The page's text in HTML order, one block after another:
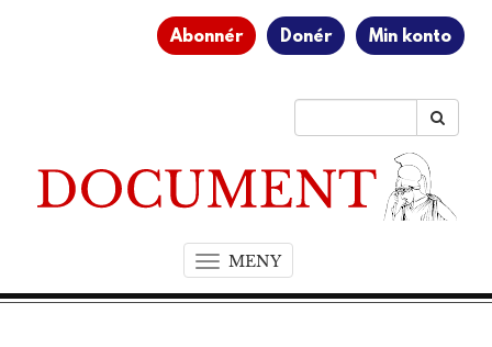
Abonnér Donér Min konto
MENYT
o